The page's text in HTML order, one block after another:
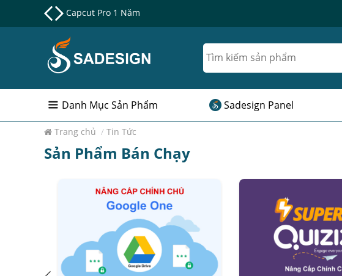
Nâng cấp Google One chính chủ Giá Siêu Rẻ
Danh Mục Sản Phẩm Sadesign Panel
Trang chủ / Tin Tức
Sản Phẩm Bán Chạy